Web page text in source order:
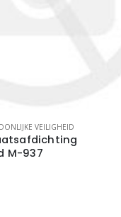
VEILIGHEID
M-937